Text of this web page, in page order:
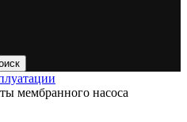
мембранного насоса